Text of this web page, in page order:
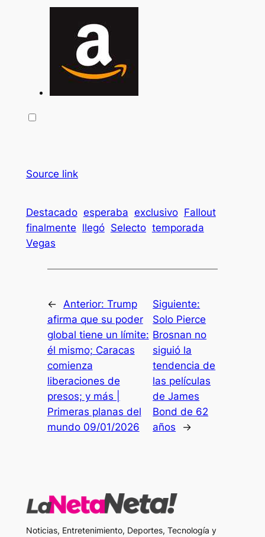
Source link
Destacado esperaba exclusivo Fallout
finalmente llegó Selecto temporada
Vegas
← Anterior: Trump
afirma que su poder
global tiene un límite:
él mismo; Caracas
comienza
liberaciones de
presos; y más |
Primeras planas del
mundo 09/01/2026
Siguiente:
Solo Pierce
Brosnan no
siguió la
tendencia de
las películas
de James
Bond de 62
años
→
Noticias, Entretenimiento, Deportes, Tecnología y